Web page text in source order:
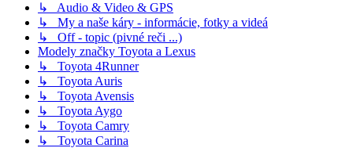
↳ Audio & Video & GPS
↳ My a naše káry - informácie, fotky a videá
↳ Off - topic (pivné reči ...)
Modely značky Toyota a Lexus
↳ Toyota 4Runner
↳ Toyota Auris
↳ Toyota Avensis
↳ Toyota Aygo
↳ Toyota Camry
↳ Toyota Carina